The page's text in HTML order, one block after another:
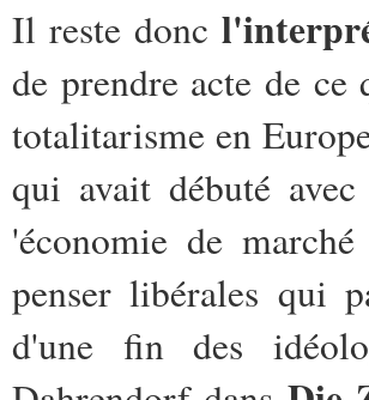
Il reste donc
de prendre acte de
totalitarisme en
qui avait débuté
'économie de
penser libérales qui
d'une fin des